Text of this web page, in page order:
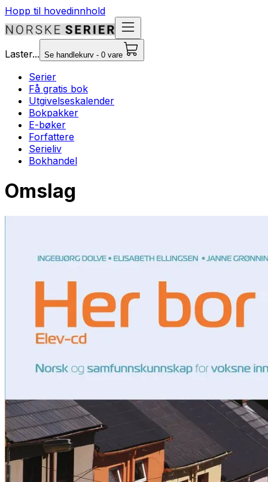
Hopp til hovedinnhold
Laster... Se handlekurv - 0 vare
Serier
Få gratis bok
Utgivelseskalender
Bokpakker
E-bøker
Forfattere
Serieliv
Bokhandel
Omslag